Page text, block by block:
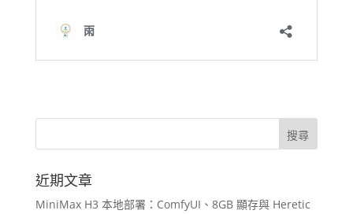
近期文章
MiniMax H3 本地部署：ComfyUI、8GB 顯存與 Heretic